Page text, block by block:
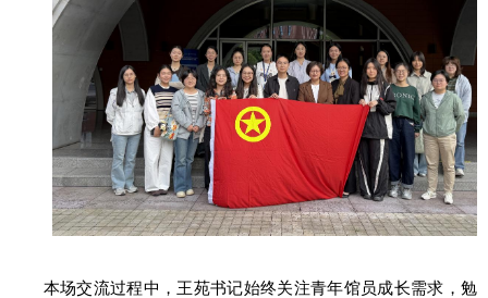
本场交流过程中，王苑书记始终关注青年馆员成长需求，勉